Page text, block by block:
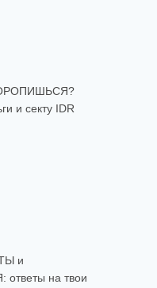
и секту IDR
и
на твои